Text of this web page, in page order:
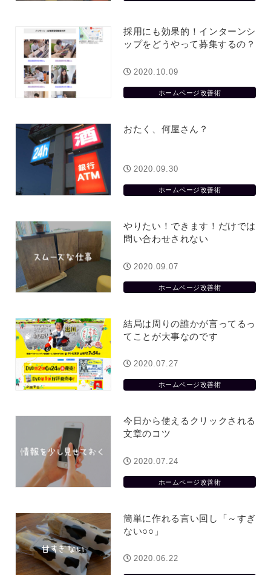
採用にも効果的！インターンシ
ップをどうやって募集するの？
ホームページ改善術
2020.10.09
おたく、何屋さん？
ホームページ改善術
2020.09.30
やりたい！できます！だけでは
問い合わせされない
ホームページ改善術
2020.09.07
結局は周りの誰かが言ってるっ
てことが大事なのです
ホームページ改善術
2020.07.27
今日から使えるクリックされる
文章のコツ
ホームページ改善術
2020.07.24
簡単に作れる言い回し「～すぎ
ない○○」
2020.06.22